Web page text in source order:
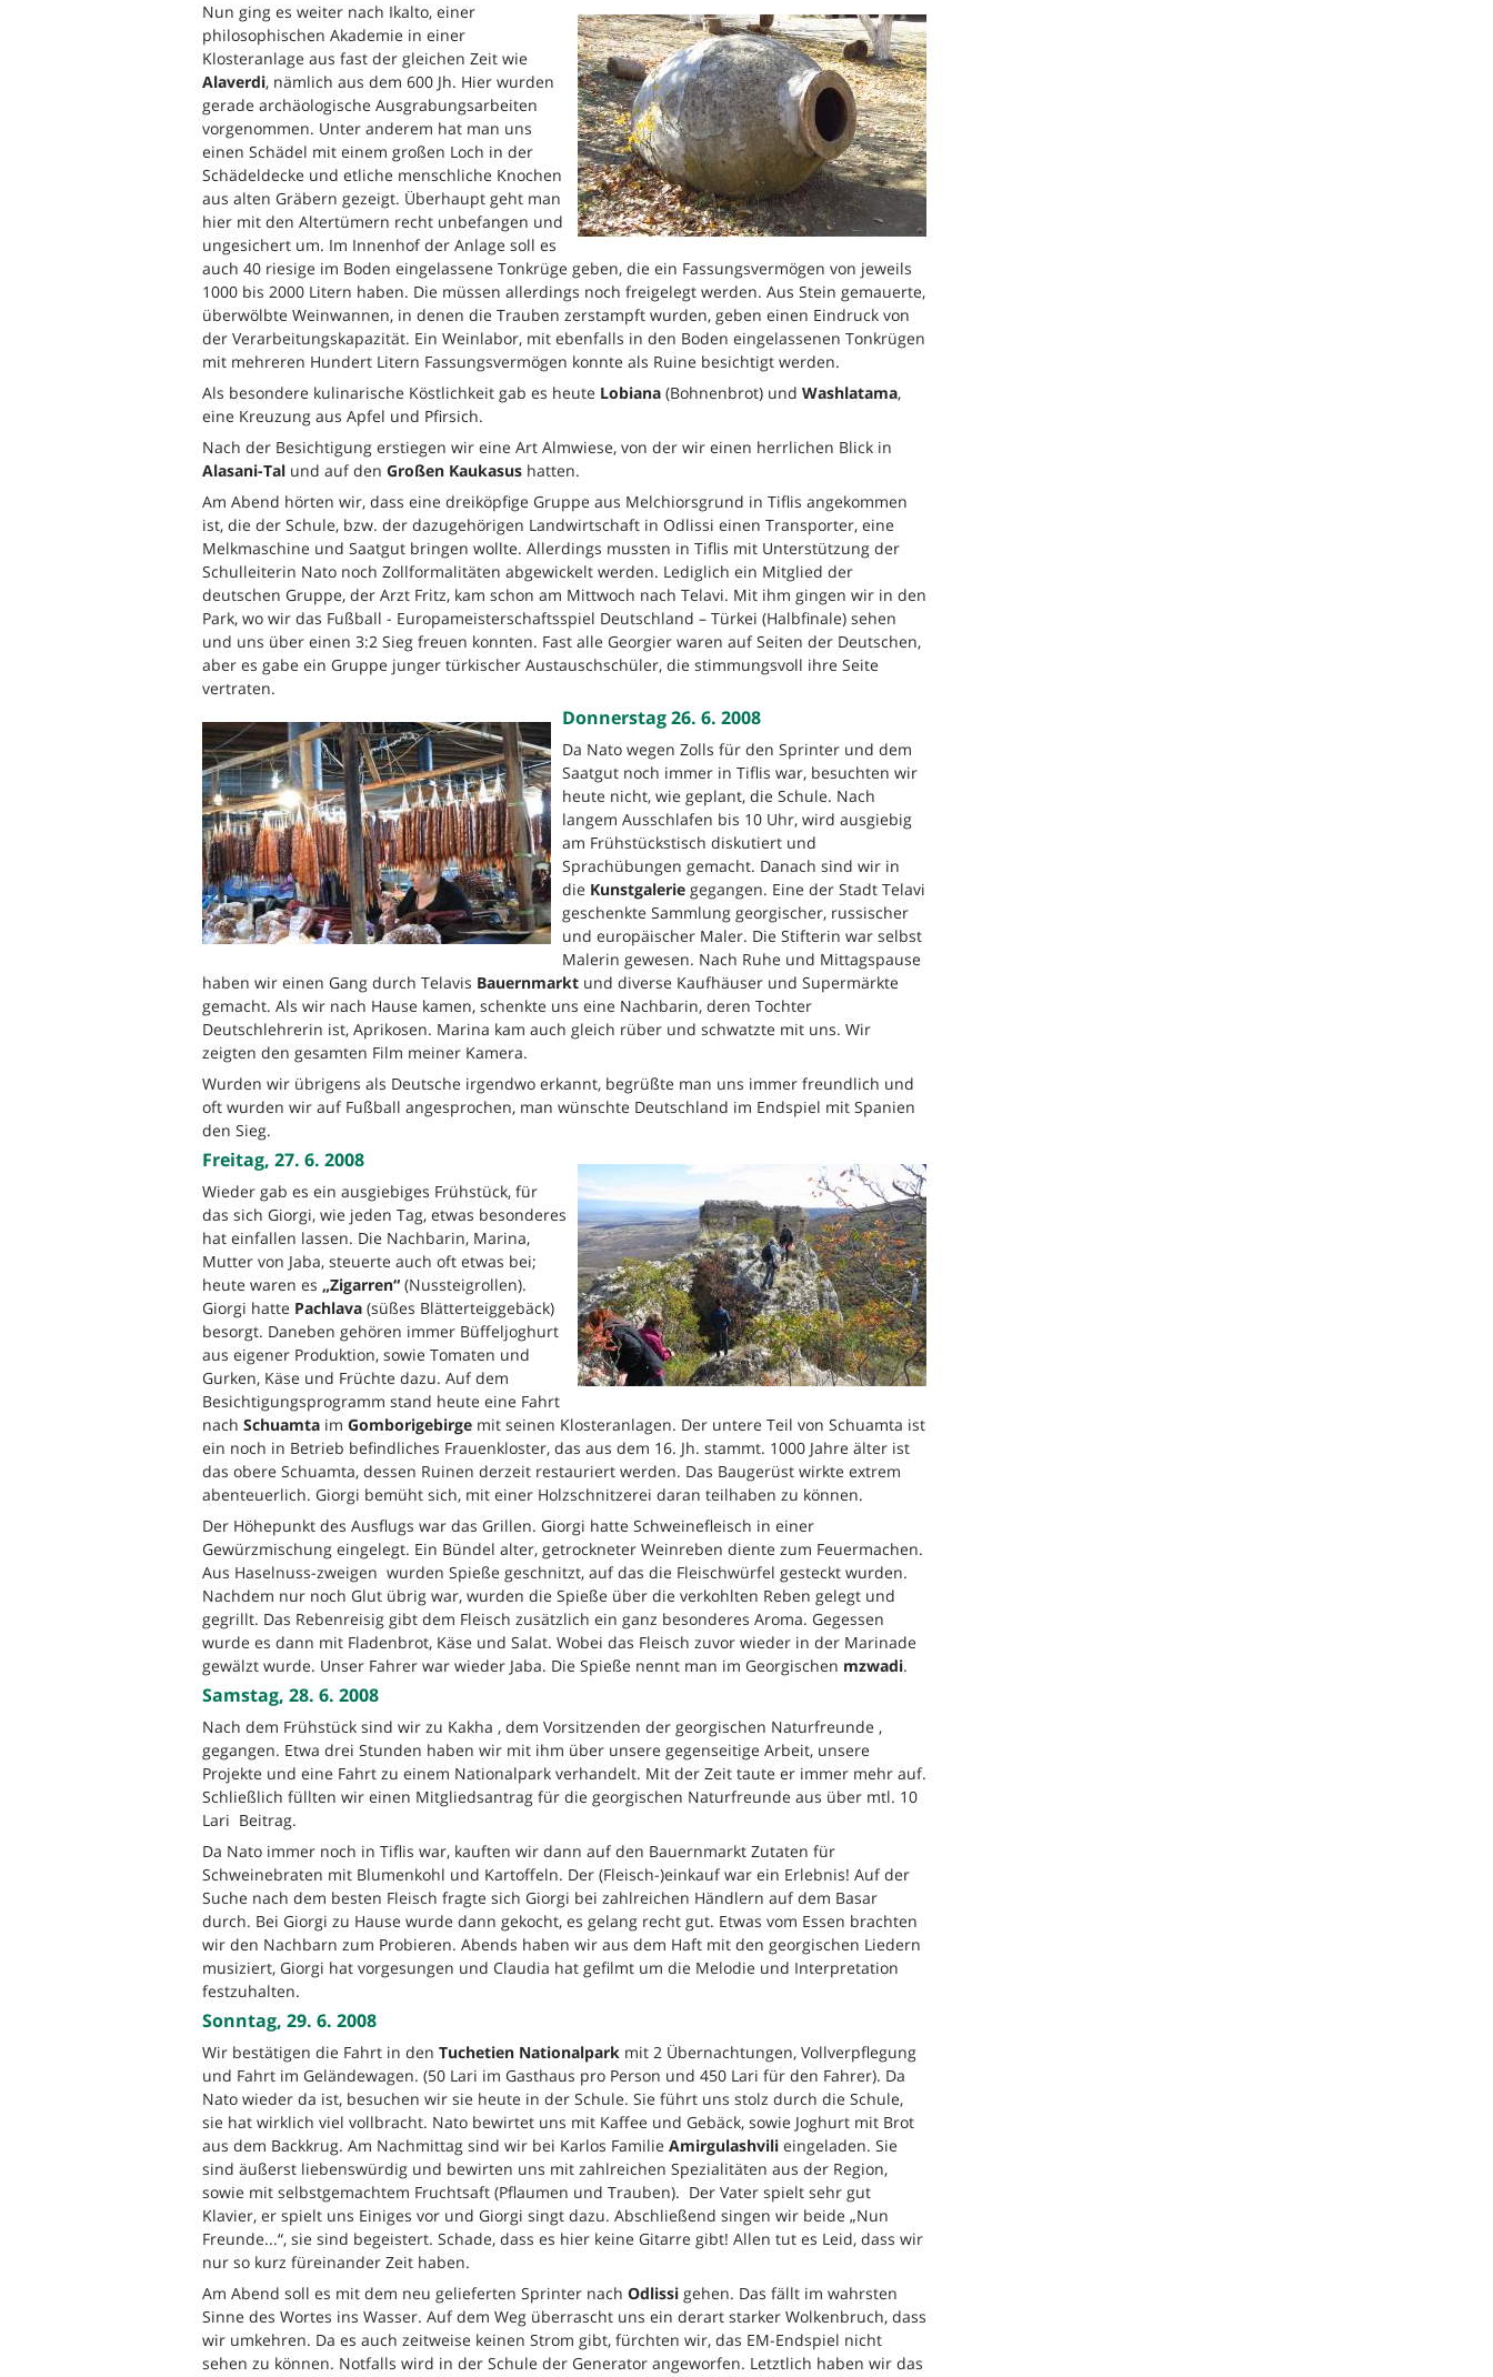
Nun ging es weiter nach Ikalto, einer
philosophischen Akademie in einer
Klosteranlage aus fast der gleichen Zeit wie
Alaverdi, nämlich aus dem 600 Jh. Hier wurden
gerade archäologische Ausgrabungsarbeiten
vorgenommen. Unter anderem hat man uns
einen Schädel mit einem großen Loch in der
Schädeldecke und etliche menschliche Knochen
aus alten Gräbern gezeigt. Überhaupt geht man
hier mit den Altertümern recht unbefangen und
ungesichert um. Im Innenhof der Anlage soll es
auch 40 riesige im Boden eingelassene Tonkrüge geben, die ein Fassungsvermögen von jeweils
1000 bis 2000 Litern haben. Die müssen allerdings noch freigelegt werden. Aus Stein gemauerte,
überwölbte Weinwannen, in denen die Trauben zerstampft wurden, geben einen Eindruck von
der Verarbeitungskapazität. Ein Weinlabor, mit ebenfalls in den Boden eingelassenen Tonkrügen
mit mehreren Hundert Litern Fassungsvermögen konnte als Ruine besichtigt werden.
Als besondere kulinarische Köstlichkeit gab es heute Lobiana (Bohnenbrot) und Washlatama,
eine Kreuzung aus Apfel und Pfirsich.
Nach der Besichtigung erstiegen wir eine Art Almwiese, von der wir einen herrlichen Blick in
Alasani-Tal und auf den Großen Kaukasus hatten.
Am Abend hörten wir, dass eine dreiköpfige Gruppe aus Melchiorsgrund in Tiflis angekommen
ist, die der Schule, bzw. der dazugehörigen Landwirtschaft in Odlissi einen Transporter, eine
Melkmaschine und Saatgut bringen wollte. Allerdings mussten in Tiflis mit Unterstützung der
Schulleiterin Nato noch Zollformalitäten abgewickelt werden. Lediglich ein Mitglied der
deutschen Gruppe, der Arzt Fritz, kam schon am Mittwoch nach Telavi. Mit ihm gingen wir in den
Park, wo wir das Fußball - Europameisterschaftsspiel Deutschland – Türkei (Halbfinale) sehen
und uns über einen 3:2 Sieg freuen konnten. Fast alle Georgier waren auf Seiten der Deutschen,
aber es gabe ein Gruppe junger türkischer Austauschschüler, die stimmungsvoll ihre Seite
vertraten.
Donnerstag 26. 6. 2008
Da Nato wegen Zolls für den Sprinter und dem
Saatgut noch immer in Tiflis war, besuchten wir
heute nicht, wie geplant, die Schule. Nach
langem Ausschlafen bis 10 Uhr, wird ausgiebig
am Frühstückstisch diskutiert und
Sprachübungen gemacht. Danach sind wir in
die Kunstgalerie gegangen. Eine der Stadt Telavi
geschenkte Sammlung georgischer, russischer
und europäischer Maler. Die Stifterin war selbst
Malerin gewesen. Nach Ruhe und Mittagspause
haben wir einen Gang durch Telavis Bauernmarkt und diverse Kaufhäuser und Supermärkte
gemacht. Als wir nach Hause kamen, schenkte uns eine Nachbarin, deren Tochter
Deutschlehrerin ist, Aprikosen. Marina kam auch gleich rüber und schwatzte mit uns. Wir
zeigten den gesamten Film meiner Kamera.
Wurden wir übrigens als Deutsche irgendwo erkannt, begrüßte man uns immer freundlich und
oft wurden wir auf Fußball angesprochen, man wünschte Deutschland im Endspiel mit Spanien
den Sieg.
Freitag, 27. 6. 2008
Wieder gab es ein ausgiebiges Frühstück, für
das sich Giorgi, wie jeden Tag, etwas besonderes
hat einfallen lassen. Die Nachbarin, Marina,
Mutter von Jaba, steuerte auch oft etwas bei;
heute waren es „Zigarren“ (Nussteigrollen).
Giorgi hatte Pachlava (süßes Blätterteiggebäck)
besorgt. Daneben gehören immer Büffeljoghurt
aus eigener Produktion, sowie Tomaten und
Gurken, Käse und Früchte dazu. Auf dem
Besichtigungsprogramm stand heute eine Fahrt
nach Schuamta im Gomborigebirge mit seinen Klosteranlagen. Der untere Teil von Schuamta ist
ein noch in Betrieb befindliches Frauenkloster, das aus dem 16. Jh. stammt. 1000 Jahre älter ist
das obere Schuamta, dessen Ruinen derzeit restauriert werden. Das Baugerüst wirkte extrem
abenteuerlich. Giorgi bemüht sich, mit einer Holzschnitzerei daran teilhaben zu können.
Der Höhepunkt des Ausflugs war das Grillen. Giorgi hatte Schweinefleisch in einer
Gewürzmischung eingelegt. Ein Bündel alter, getrockneter Weinreben diente zum Feuermachen.
Aus Haselnuss-zweigen wurden Spieße geschnitzt, auf das die Fleischwürfel gesteckt wurden.
Nachdem nur noch Glut übrig war, wurden die Spieße über die verkohlten Reben gelegt und
gegrillt. Das Rebenreisig gibt dem Fleisch zusätzlich ein ganz besonderes Aroma. Gegessen
wurde es dann mit Fladenbrot, Käse und Salat. Wobei das Fleisch zuvor wieder in der Marinade
gewälzt wurde. Unser Fahrer war wieder Jaba. Die Spieße nennt man im Georgischen mzwadi.
Samstag, 28. 6. 2008
Nach dem Frühstück sind wir zu Kakha , dem Vorsitzenden der georgischen Naturfreunde ,
gegangen. Etwa drei Stunden haben wir mit ihm über unsere gegenseitige Arbeit, unsere
Projekte und eine Fahrt zu einem Nationalpark verhandelt. Mit der Zeit taute er immer mehr auf.
Schließlich füllten wir einen Mitgliedsantrag für die georgischen Naturfreunde aus über mtl. 10
Lari Beitrag.
Da Nato immer noch in Tiflis war, kauften wir dann auf den Bauernmarkt Zutaten für
Schweinebraten mit Blumenkohl und Kartoffeln. Der (Fleisch-)einkauf war ein Erlebnis! Auf der
Suche nach dem besten Fleisch fragte sich Giorgi bei zahlreichen Händlern auf dem Basar
durch. Bei Giorgi zu Hause wurde dann gekocht, es gelang recht gut. Etwas vom Essen brachten
wir den Nachbarn zum Probieren. Abends haben wir aus dem Haft mit den georgischen Liedern
musiziert, Giorgi hat vorgesungen und Claudia hat gefilmt um die Melodie und Interpretation
festzuhalten.
Sonntag, 29. 6. 2008
Wir bestätigen die Fahrt in den Tuchetien Nationalpark mit 2 Übernachtungen, Vollverpflegung
und Fahrt im Geländewagen. (50 Lari im Gasthaus pro Person und 450 Lari für den Fahrer). Da
Nato wieder da ist, besuchen wir sie heute in der Schule. Sie führt uns stolz durch die Schule,
sie hat wirklich viel vollbracht. Nato bewirtet uns mit Kaffee und Gebäck, sowie Joghurt mit Brot
aus dem Backkrug. Am Nachmittag sind wir bei Karlos Familie Amirgulashvili eingeladen. Sie
sind äußerst liebenswürdig und bewirten uns mit zahlreichen Spezialitäten aus der Region,
sowie mit selbstgemachtem Fruchtsaft (Pflaumen und Trauben). Der Vater spielt sehr gut
Klavier, er spielt uns Einiges vor und Giorgi singt dazu. Abschließend singen wir beide „Nun
Freunde...“, sie sind begeistert. Schade, dass es hier keine Gitarre gibt! Allen tut es Leid, dass wir
nur so kurz füreinander Zeit haben.
Am Abend soll es mit dem neu gelieferten Sprinter nach Odlissi gehen. Das fällt im wahrsten
Sinne des Wortes ins Wasser. Auf dem Weg überrascht uns ein derart starker Wolkenbruch, dass
wir umkehren. Da es auch zeitweise keinen Strom gibt, fürchten wir, das EM-Endspiel nicht
sehen zu können. Notfalls wird in der Schule der Generator angeworfen. Letztlich haben wir das